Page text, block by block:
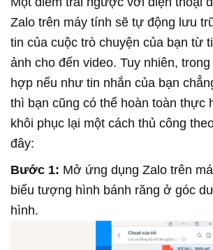
Zalo trên máy tính sẽ tự động lưu
tin của cuộc trò chuyện của bạn từ
ảnh cho đến video. Tuy nhiên,
hợp nếu như tin nhắn của bạn
thì bạn cũng có thể hoàn toàn thực
khôi phục lại một cách thủ công
đây:
Bước 1: Mở ứng dụng Zalo trên
biểu tượng hình bánh răng ở góc
hình.